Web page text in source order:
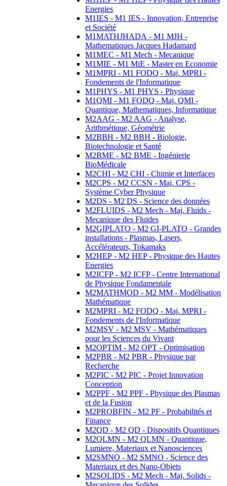
Energies
M1IES - M1 IES - Innovation, Entreprise
et Société
M1MATHJHADA - M1 MJH -
Mathematiques Jacques Hadamard
M1MEC - M1 Mech - Mecanique
M1MIE - M1 MiE - Master en Economie
M1MPRI - M1 FODQ - Maj. MPRI -
Fondements de l'Informatique
M1PHYS - M1 PHYS - Physique
M1QMI - M1 FODQ - Maj. QMI -
Quantique, Mathematiques, Informatique
M2AAG - M2 AAG - Analyse,
Arithmétique, Géométrie
M2BBH - M2 BBH - Biologie,
Biotechnologie et Santé
M2BME - M2 BME - Ingénierie
BioMédicale
M2CHI - M2 CHI - Chimie et Interfaces
M2CPS - M2 CCSN - Maj. CPS -
Système Cyber Physique
M2DS - M2 DS - Science des données
M2FLUIDS - M2 Mech - Maj. Fluids -
Mecanique des Fluides
M2GIPLATO - M2 GI-PLATO - Grandes
installations - Plasmas, Lasers,
Accélérateurs, Tokamaks
M2HEP - M2 HEP - Physique des Hautes
Energies
M2ICFP - M2 ICFP - Centre International
de Physique Fondamentale
M2MATHMOD - M2 MM - Modélisation
Mathématique
M2MPRI - M2 FODQ - Maj. MPRI -
Fondements de l'Informatique
M2MSV - M2 MSV - Mathématiques
pour les Sciences du Vivant
M2OPTIM - M2 OPT - Optimisation
M2PBR - M2 PBR - Physique par
Recherche
M2PIC - M2 PIC - Projet Innovation
Conception
M2PPF - M2 PPF - Physique des Plasmas
et de la Fusion
M2PROBFIN - M2 PF - Probabilités et
Finance
M2QD - M2 QD - Dispositifs Quantiques
M2QLMN - M2 QLMN - Quantique,
Lumiere, Materiaux et Nanosciences
M2SMNO - M2 SMNO - Science des
Materiaux et des Nano-Objets
M2SOLIDS - M2 Mech - Maj. Solids -